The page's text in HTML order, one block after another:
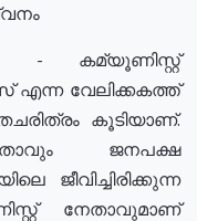
- കമ്യൂണിസ്റ്റ്
എന്ന വേലിക്കകത്ത്
കൂടിയാണ്.
ജനപക്ഷ
ജീവിച്ചിരിക്കുന്ന
നേതാവുമാണ്